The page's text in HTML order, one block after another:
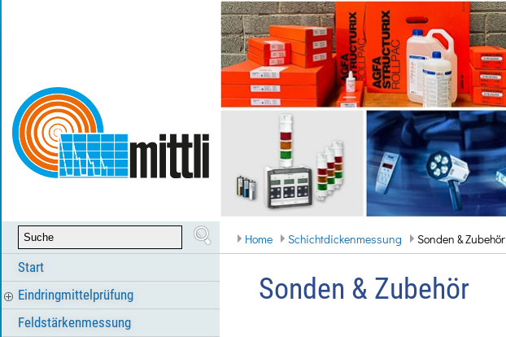
Start
Eindringmittelprüfung
Feldstärkenmessung
Home Schichtdickenmessung Sonden & Zubehör
Sonden & Zubehör